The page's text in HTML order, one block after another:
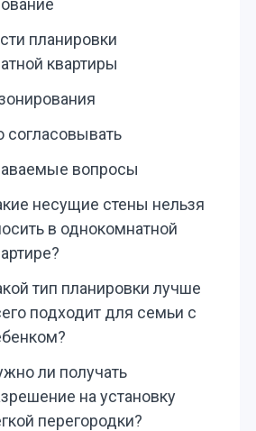
планировки
квартиры
согласовывать
вопросы
несущие стены нельзя
в однокомнатной
тип планировки лучше
подходит для семьи с
ли получать
на установку
перегородки?